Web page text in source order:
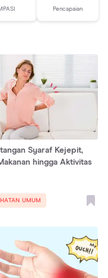
Pencapaian
Syaraf Kejepit,
hingga Aktivitas
UMUM